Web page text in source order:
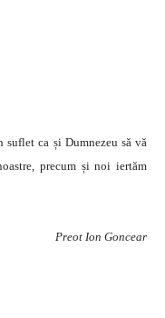
ca și Dumnezeu să vă
precum și noi iertăm
Preot Ion Goncear